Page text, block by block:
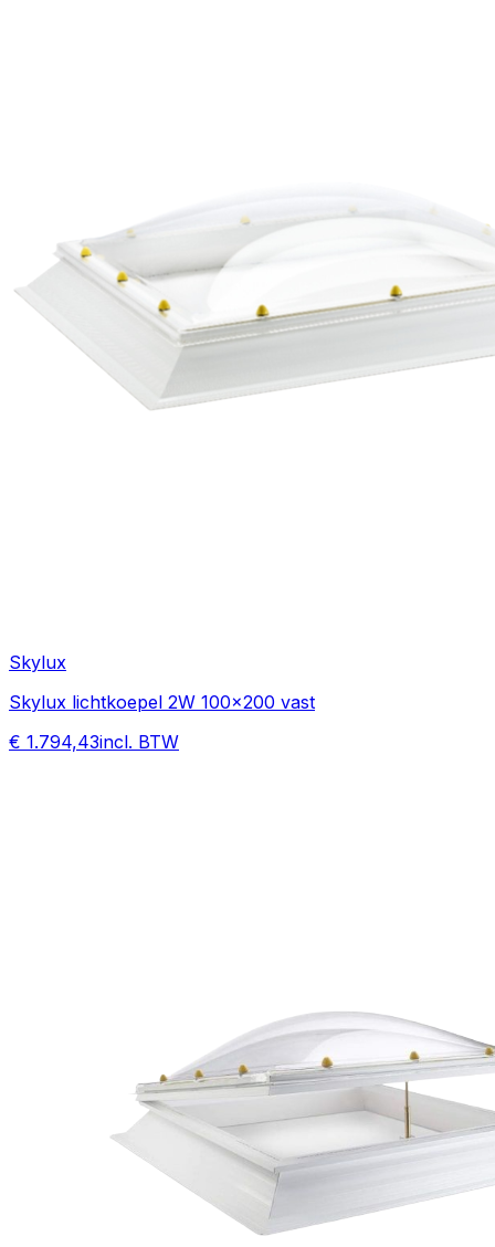
Skylux
Skylux lichtkoepel 2W 100x200 vast
€ 1.794,43incl. BTW